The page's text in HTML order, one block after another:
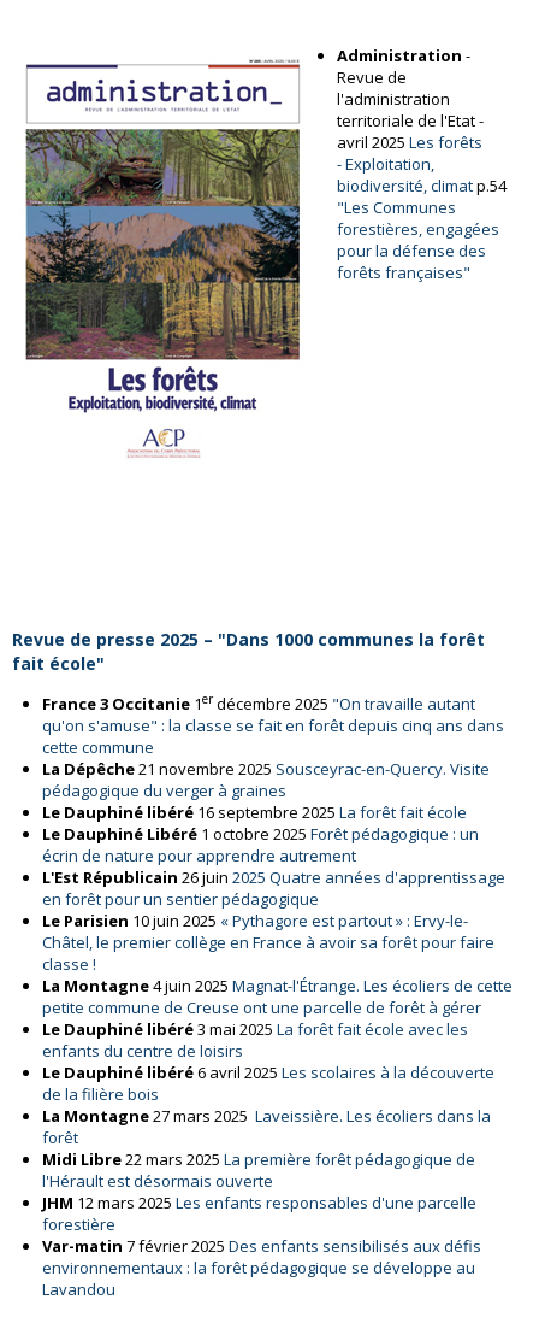
Administration -
Revue de
l'administration
territoriale de l'Etat -
avril 2025 Les forêts
- Exploitation,
biodiversité, climatp.54
"Les Communes
forestières, engagées
pour la défense des
forêts françaises"
Revue de presse 2025 – "Dans 1000 communes la forêt
fait école"
France 3 Occitanie 1erdécembre 2025 "On travaille autant
qu'on s'amuse" : la classe se fait en forêt depuis cinq ans dans
cette commune
La Dépêche21 novembre 2025 Sousceyrac-en-Quercy. Visite
pédagogique du verger à graines
Le Dauphiné libéré 16 septembre 2025 La forêt fait école
Le Dauphiné Libéré 1 octobre 2025 Forêt pédagogique : un
écrin de nature pour apprendre autrement
L'Est Républicain 26 juin 2025 Quatre années d'apprentissage
en forêt pour un sentier pédagogique
Le Parisien 10 juin 2025 « Pythagore est partout » : Ervy-le-
Châtel, le premier collège en France à avoir sa forêt pour faire
classe !
La Montagne4 juin 2025 Magnat-l'Étrange. Les écoliers de cette
petite commune de Creuse ont une parcelle de forêt à gérer
Le Dauphiné libéré3 mai 2025 La forêt fait école avec les
enfants du centre de loisirs
Le Dauphiné libéré6 avril 2025 Les scolaires à la découverte
de la filière bois
La Montagne27 mars 2025 Laveissière. Les écoliers dans la
forêt
Midi Libre22 mars 2025 La première forêt pédagogique de
l'Hérault est désormais ouverte
JHM 12 mars 2025 Les enfants responsables d'une parcelle
forestière
Var-matin 7 février 2025 Des enfants sensibilisés aux défis
environnementaux : la forêt pédagogique se développe au
Lavandou